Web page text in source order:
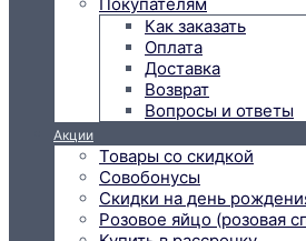
Как заказать
Оплата
Доставка
Возврат
Вопросы и ответы
Акции
Товары со скидкой
Совобонусы
Скидки на день
Розовое яйцо (розовая